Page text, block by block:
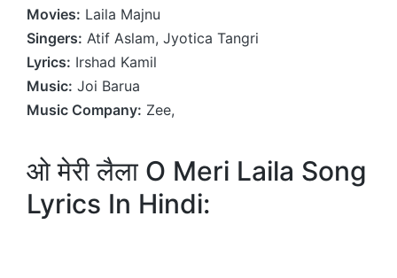
Movies: Laila Majnu
Singers: Atif Aslam, Jyotica Tangri
Lyrics: Irshad Kamil
Music: Joi Barua
Music Company: Zee,
ओ मेरी लैला O Meri Laila Song
Lyrics In Hindi: